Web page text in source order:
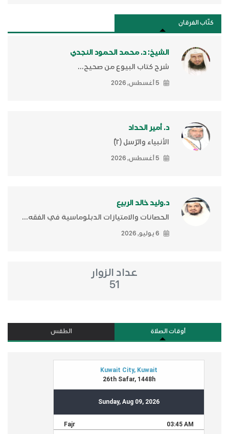
كتَّاب الفرقان
الشيخ: د. محمد الحمود النجدي
شرح كتاب البيوع من صحيح...
5 أغسطس, 2026
د. أمير الحداد
الأنبياء والرّسل (٢)ّ
5 أغسطس, 2026
د.وليد خالد الربيع
الحصانات والامتيازات الدبلوماسية في الفقه...
6 يوليو, 2026
عداد الزوار
51
أوقات الصلاة الطقس